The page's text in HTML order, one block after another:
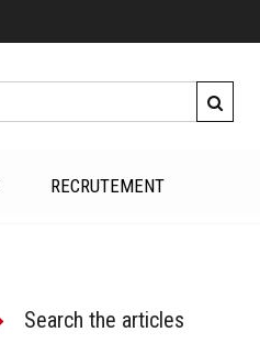
RECRUTEMENT
Search the articles